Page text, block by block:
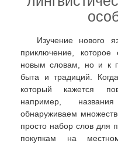
Изучение нового
приключение,
новым словам, но и к
быта и традиций.
который кажется
например,
обнаруживаем
просто набор слов для
покупкам на